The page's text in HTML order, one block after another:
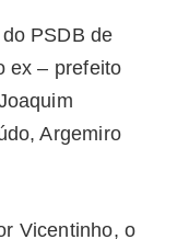
PSDB de
ex – prefeito
Argemiro
Vicentinho, o